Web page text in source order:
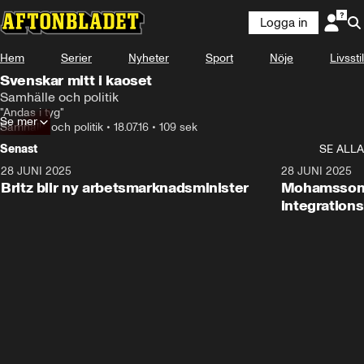
Logga in
Hem Serier Nyheter Sport Nöje Livsstil
Svenskar mitt i kaoset
Samhälle och politik
"Andas i tyg"
Samhälle och politik • 18.07.16 • 109 sek
Se mer
Senast
SE ALLA
28 JUNI 2025
Britz blir ny arbetsmarknadsminister
28 JUNI 2025